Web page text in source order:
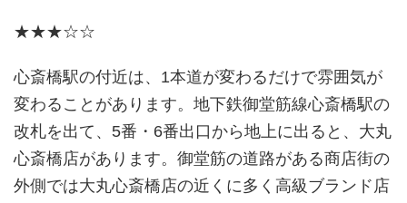
★★★☆☆
心斎橋駅の付近は、1本道が変わるだけで雰囲気が
変わることがあります。地下鉄御堂筋線心斎橋駅の
改札を出て、5番・6番出口から地上に出ると、大丸
心斎橋店があります。御堂筋の道路がある商店街の
外側では大丸心斎橋店の近くに多く高級ブランド店